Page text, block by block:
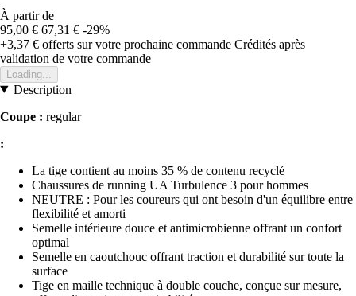
À partir de
95,00 € 67,31 € -29%
+3,37 € offerts sur votre prochaine commande Crédités après
validation de votre commande
Loading...
Description
Coupe : regular
:
La tige contient au moins 35 % de contenu recyclé
Chaussures de running UA Turbulence 3 pour hommes
NEUTRE : Pour les coureurs qui ont besoin d'un équilibre entre
flexibilité et amorti
Semelle intérieure douce et antimicrobienne offrant un confort
optimal
Semelle en caoutchouc offrant traction et durabilité sur toute la
surface
Tige en maille technique à double couche, conçue sur mesure,